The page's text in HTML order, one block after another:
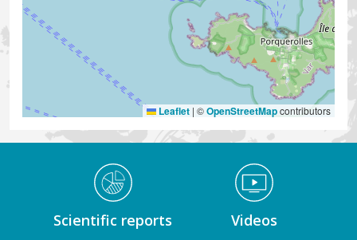
Leaflet | ©OpenStreetMapcontributors
Médiathèque Footer
Scientific reports Videos